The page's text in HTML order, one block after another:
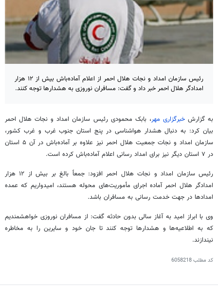
رئیس سازمان امداد و نجات هلال احمر از اعلام آماده‌باش بیش از ١٢ هزار
امدادگر هلال احمر خبر داد و گفت: مسافران نوروزی به هشدارها توجه کنند.
به گزارش خبرگزاری مهر، بابک محمودی رئیس سازمان امداد و نجات هلال احمر
بیان کرد: به دنبال هشدار هواشناسی در پنج استان جنوب غرب و غرب کشور،
سازمان امداد و نجات جمعیت هلال احمر نیز علاوه بر آماده‌باش در آن ۵ استان
در ۷ استان دیگر نیز برای امداد رسانی اعلام آماده‌باش کرده است.
رئیس سازمان امداد و نجات هلال احمر افزود: جمعاً بالغ بر بیش از ١٢ هزار
امدادگر هلال احمر آماده اجرای مأموریت‌های محوله هستند، امیدواریم که عمده
امدادها در جهت خدمت رسانی به مسافران باشد.
وی با ابراز امید به آغاز سالی بدون حادثه گفت: از مسافران نوروزی خواهشمندیم
که به اطلاعیه‌ها و هشدارها توجه کنند تا جان خود و سایرین را به مخاطره
نیندازند.
کد مطلب6058218